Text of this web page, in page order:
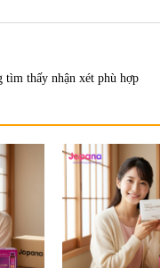
tìm thấy nhận xét phù hợp